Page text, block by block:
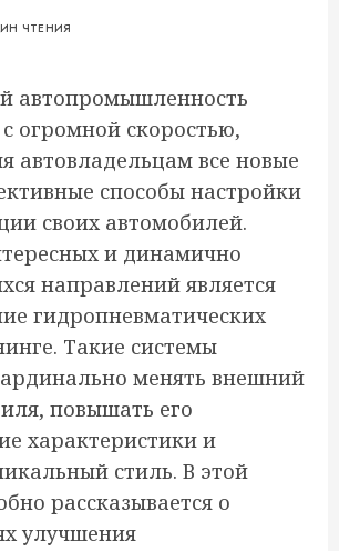
ЧТЕНИЯ
автопромышленность
с огромной скоростью,
автовладельцам все новые
способы настройки
своих автомобилей.
и динамично
направлений является
гидропневматических
Такие системы
менять внешний
повышать его
характеристики и
стиль. В этой
рассказывается о
улучшения